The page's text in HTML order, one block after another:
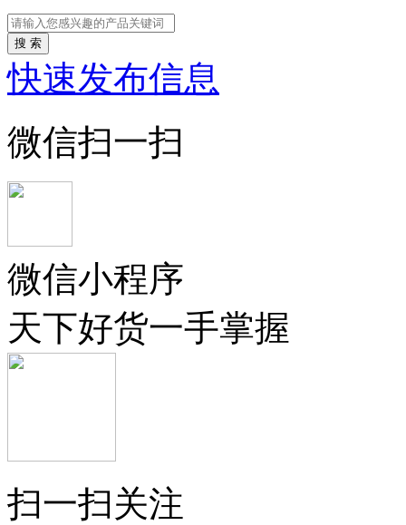
搜 索
快速发布信息
微信扫一扫
微信小程序
天下好货一手掌握
扫一扫关注